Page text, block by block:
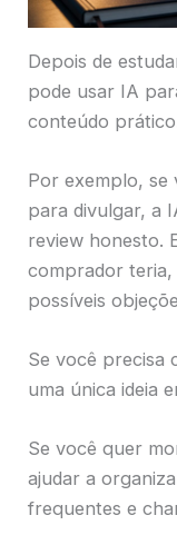
Depois de
pode usar IA
conteúdo
Por exemplo, se
para divulgar, a
review honesto.
comprador
possíveis
Se você precisa
uma única ideia
Se você quer
ajudar a
frequentes e